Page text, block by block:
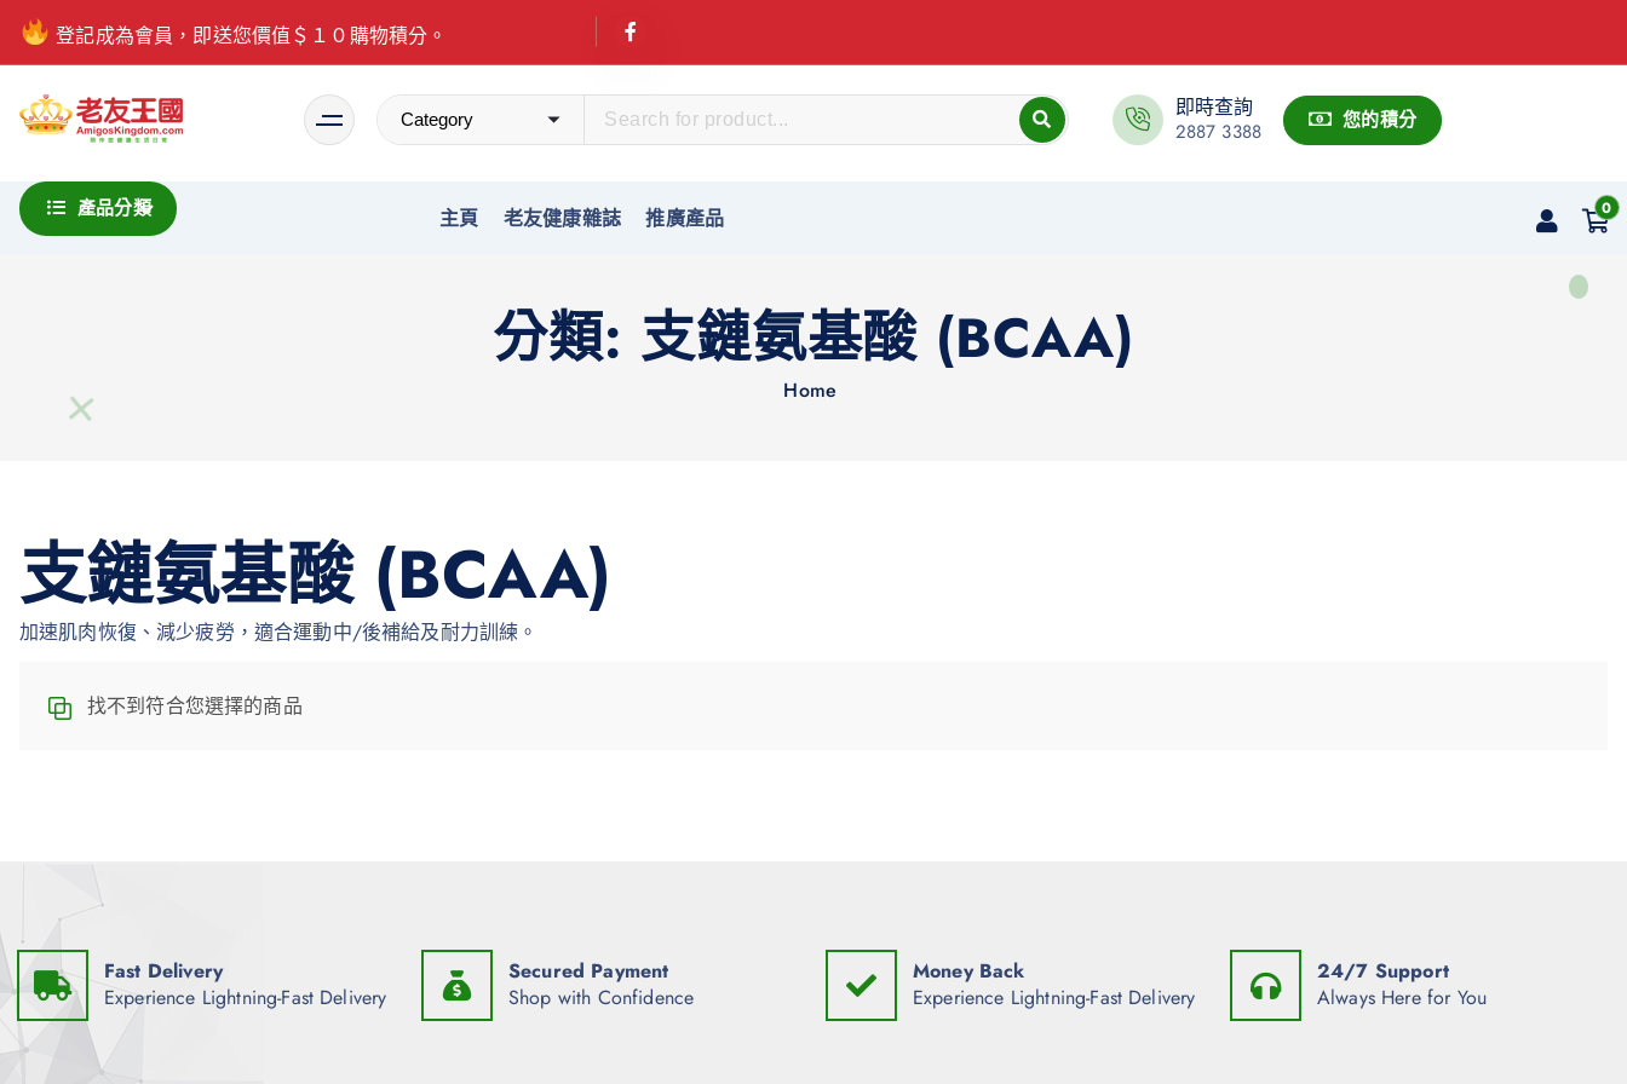
登記成為會員，即送您價值＄１０購物積分。
即時查詢
2887 3388 您的積分
產品分類 主頁 老友健康雜誌 推廣產品 0
分類: 支鏈氨基酸 (BCAA)
Home
支鏈氨基酸 (BCAA)
加速肌肉恢復、減少疲勞，適合運動中/後補給及耐力訓練。
找不到符合您選擇的商品
Fast Delivery
Experience Lightning-Fast Delivery
Secured Payment
Shop with Confidence
Money Back
Experience Lightning-Fast Delivery
24/7 Support
Always Here for You